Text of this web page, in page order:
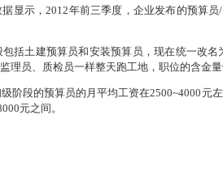
据显示，2012年前三季度，企业发布的预算员/
括土建预算员和安装预算员，现在统一改
理员、质检员一样整天跑工地，职位的含金量
阶段的预算员的月平均工资在2500~4000 元
元之间。